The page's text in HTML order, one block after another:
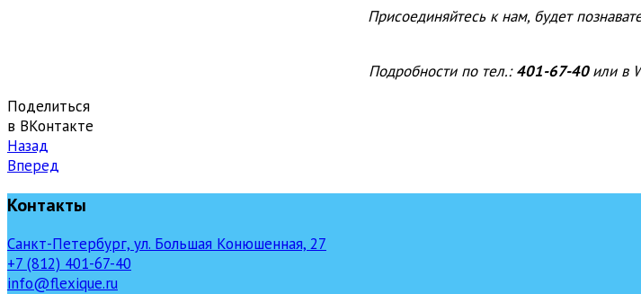
Присоединяйтесь к нам, будет
Подробности по тел.:401-67-40или в
Поделиться
в ВКонтакте
Назад
Вперед
Контакты
Санкт-Петербург, ул. Большая Конюшенная, 27
+7 (812) 401-67-40
info@flexique.ru